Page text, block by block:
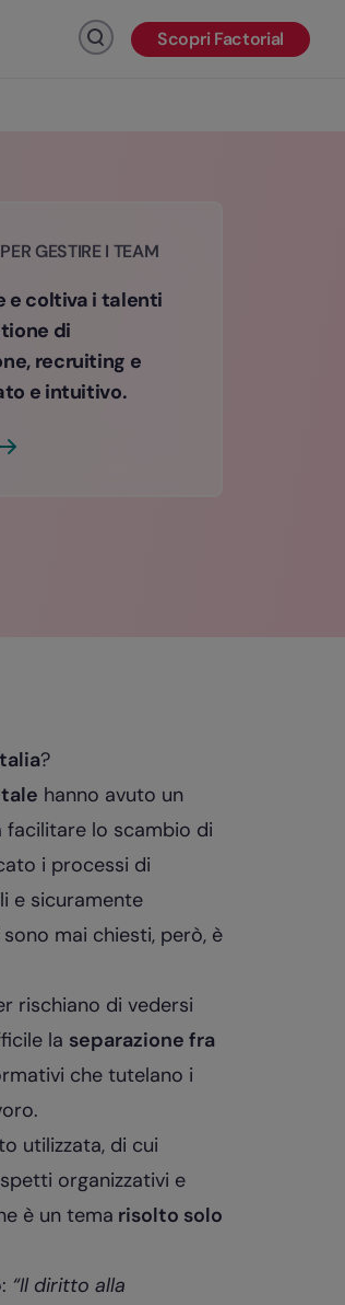
Fai clic per cercare
Scopri Factorial
GESTIRE I TEAM
e coltiva i talenti
di
recruiting e
e intuitivo.
?
hanno avuto un
lo scambio di
i processi di
e sicuramente
mai chiesti, però, è
rischiano di vedersi
la separazione fra
che tutelano i
utilizzata, di cui
organizzativi e
è un tema risolto solo
“Il diritto alla